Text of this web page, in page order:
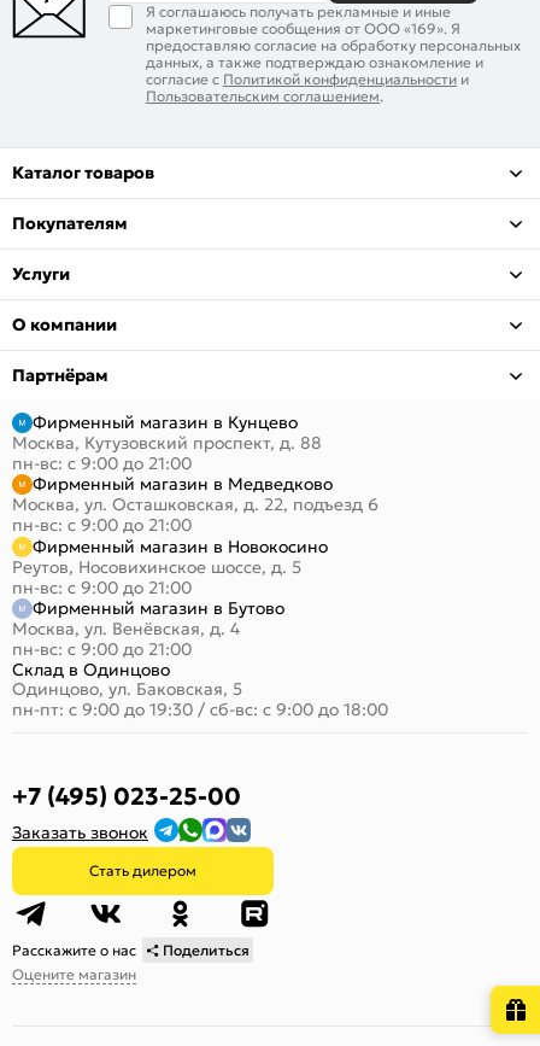
Я соглашаюсь получать рекламные и иные
маркетинговые сообщения от ООО «169». Я
предоставляю согласие на обработку персональных
данных, а также подтверждаю ознакомление и
согласие с Политикой конфиденциальности и
Пользовательским соглашением.
Каталог товаров
Покупателям
Услуги
О компании
Партнёрам
Фирменный магазин в Кунцево
Москва, Кутузовский проспект, д. 88
пн-вс: с 9:00 до 21:00
Фирменный магазин в Медведково
Москва, ул. Осташковская, д. 22, подъезд 6
пн-вс: с 9:00 до 21:00
Фирменный магазин в Новокосино
Реутов, Носовихинское шоссе, д. 5
пн-вс: с 9:00 до 21:00
Фирменный магазин в Бутово
Москва, ул. Венёвская, д. 4
пн-вс: с 9:00 до 21:00
Склад в Одинцово
Одинцово, ул. Баковская, 5
пн-пт: с 9:00 до 19:30 / сб-вс: с 9:00 до 18:00
+7 (495) 023-25-00
Заказать звонок
Стать дилером
Расскажите о нас
Поделиться
Оцените магазин